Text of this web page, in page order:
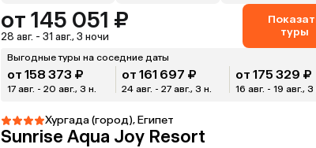
от 145 051 ₽
28 авг. - 31 авг., 3 ночи
туры
Выгодные туры на соседние даты
от 158 373 ₽
17 авг. - 20 авг., 3 н.
от 161 697 ₽
24 авг. - 27 авг., 3 н.
от 175 329 ₽
16 авг. - 19 авг., 3
Хургада (город), Египет
Sunrise Aqua Joy Resort